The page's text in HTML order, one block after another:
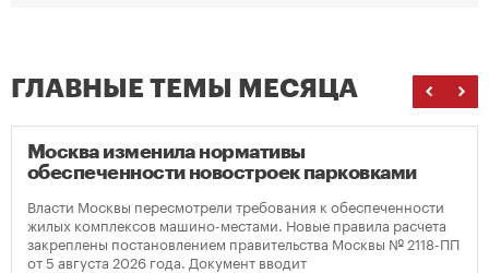
ГЛАВНЫЕ ТЕМЫ МЕСЯЦА
Москва изменила нормативы
обеспеченности новостроек парковками
Власти Москвы пересмотрели требования к обеспеченности
жилых комплексов машино-местами. Новые правила расчета
закреплены постановлением правительства Москвы № 2118-ПП
от 5 августа 2026 года. Документ вводит